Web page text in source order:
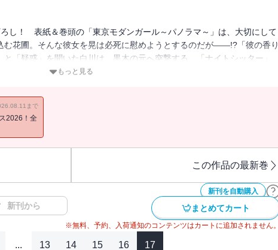
し！ 表紙＆巻頭の「東京モダンガール～パノラマ～」は、大切にして
む花圃。そんな彼女を晃は必死に慰めようとするのだが――!?「彼の香り
「疑惑」を聞いた白川は、黒木の元へ突撃する。「ナイトシッター」
は名村と二人で姉の子を一日預かることに。「今夜、私は処女を捨てま
してしまい――!?「アレが噂の江ノ島イケメンレストラン」は、シェフと
の前にシェフの元カノ・暁玲奈がいきなり現れ・・・!?「８股俳優と甘い
をスタートすることになった美月だが、知らない女の人が部屋に怒鳴り込
元カノのようで!? この雑誌版でのご購読でしたら、単話売りの合計価格
もっと見る
まで
2026！全
この作品の最新巻
新刊を自動購入
新刊から まとめてカート
※無料、予約、入荷通知のコンテンツはカートに追加されません。
... 13 14 15 16 17